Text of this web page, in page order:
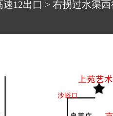
速12出口 > 右拐过水渠